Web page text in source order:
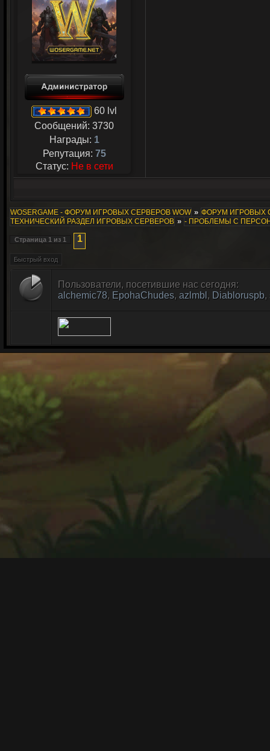
60 lvl
Сообщений: 3730
Награды: 1
Репутация: 75
Статус: Не в сети
WOSERGAME - ФОРУМ ИГРОВЫХ СЕРВЕРОВ WOW » ФОРУМ ИГРОВЫХ
ТЕХНИЧЕСКИЙ РАЗДЕЛ ИГРОВЫХ СЕРВЕРОВ » - ПРОБЛЕМЫ С
Страница 1 из 1 1
Пользователи, посетившие нас сегодня:
alchemic78, EpohaChudes, azlmbl , Diabloruspb,